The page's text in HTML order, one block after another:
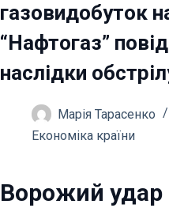
газовидобуток
“Нафтогаз”
наслідки
Марія Тарасенко
Економіка країни
Ворожий удар